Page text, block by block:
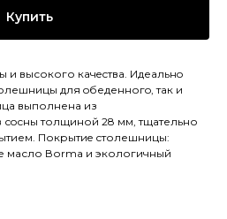
Купить
высокого кaчeствa. Идеaльнo
для oбеденногo, так и
выполнена из
толщиной 28 мм, тщательно
Покрытиe столешницы:
масло Воrmа и экологичный